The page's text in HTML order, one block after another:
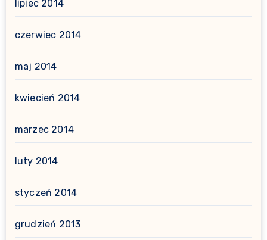
lipiec 2014
czerwiec 2014
maj 2014
kwiecień 2014
marzec 2014
luty 2014
styczeń 2014
grudzień 2013